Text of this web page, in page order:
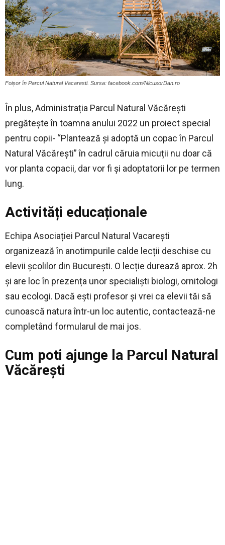
Foișor în Parcul Natural Vacaresti. Sursa: facebook.com/NicusorDan.ro
În plus, Administrația Parcul Natural Văcărești
pregătește în toamna anului 2022 un proiect special
pentru copii- “Plantează și adoptă un copac în Parcul
Natural Văcărești” în cadrul căruia micuții nu doar că
vor planta copacii, dar vor fi și adoptatorii lor pe termen
lung.
Activități educaționale
Echipa Asociației Parcul Natural Vacarești
organizează în anotimpurile calde lecții deschise cu
elevii școlilor din București. O lecție durează aprox. 2h
și are loc în prezența unor specialiști biologi, ornitologi
sau ecologi. Dacă ești profesor și vrei ca elevii tăi să
cunoască natura într-un loc autentic, contactează-ne
completând formularul de mai jos.
Cum poti ajunge la Parcul Natural
Văcărești